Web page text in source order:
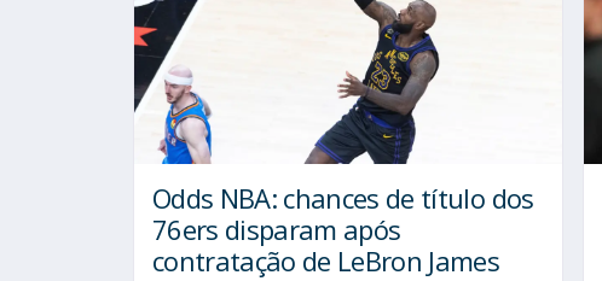
Odds NBA: chances de título dos
76ers disparam após
contratação de LeBron James